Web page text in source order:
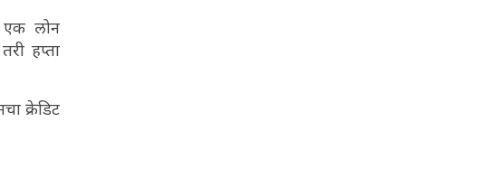
एक लोन
हप्ता
क्रेडिट